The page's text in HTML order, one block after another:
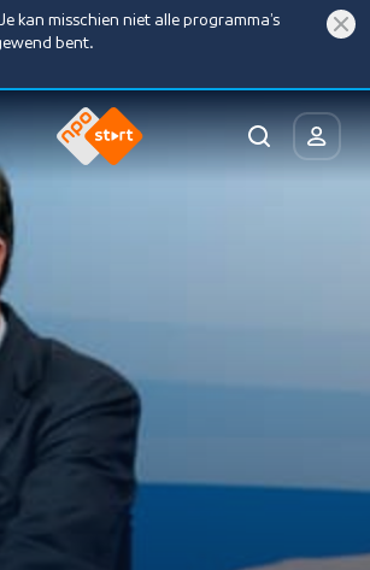
kan misschien niet alle programma’s
bent.